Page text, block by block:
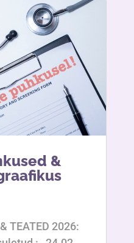
&
TEATED 2026: